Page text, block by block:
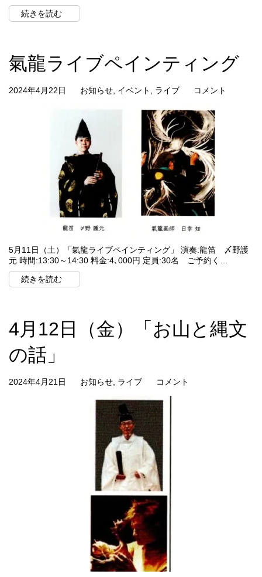
続きを読む
氣龍ライブペインティング
2024年4月22日 お知らせ イベント ライブ コメント
5月11日（土）「氣龍ライブペインティング」 演奏:龍笛 〆野護
元 時間:13:30～14:30 料金:4､000円 定員:30名 ご予約く…
続きを読む
4月12日（金）「お山と縄文
の話」
2024年4月21日 お知らせ ライブ コメント